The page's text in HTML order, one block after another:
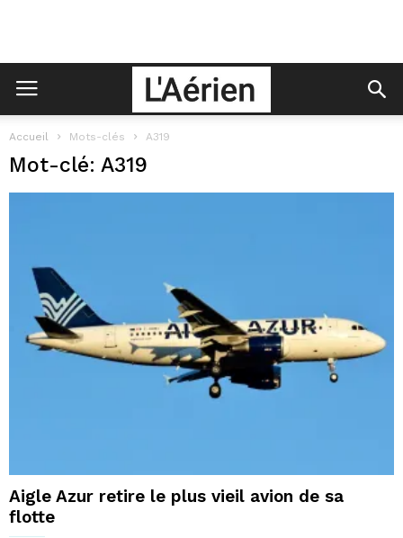
Accueil Mots-clés A319
Mot-clé: A319
Aigle Azur retire le plus vieil avion de sa
flotte